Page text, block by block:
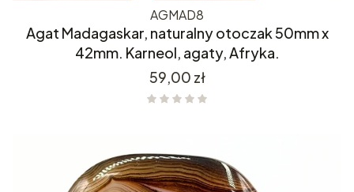
AGMAD8
Agat Madagaskar, naturalny otoczak 50mm x
42mm. Karneol, agaty, Afryka.
Cena
59,00 zł